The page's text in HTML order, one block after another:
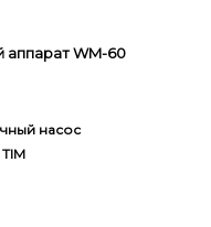
WM-60
насос
TIM